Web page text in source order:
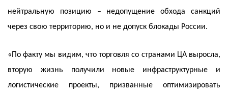
нейтральную позицию – недопущение обхода санкций
через свою территорию, но и не допуск блокады России.
«По факту мы видим, что торговля со странами ЦА выросла,
вторую жизнь получили новые инфраструктурные и
логистические проекты, призванные оптимизировать